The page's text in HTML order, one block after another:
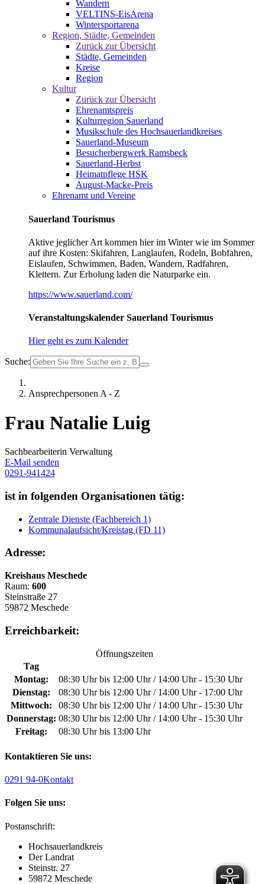
Wandern
VELTINS-EisArena
Wintersportarena
Region, Städte, Gemeinden
Zurück zur Übersicht
Städte, Gemeinden
Kreise
Region
Kultur
Zurück zur Übersicht
Ehrenamtspreis
Kulturregion Sauerland
Musikschule des Hochsauerlandkreises
Sauerland-Museum
Besucherbergwerk Ramsbeck
Sauerland-Herbst
Heimatpflege HSK
August-Macke-Preis
Ehrenamt und Vereine
Sauerland Tourismus
Aktive jeglicher Art kommen hier im Winter wie im Sommer
auf ihre Kosten: Skifahren, Langlaufen, Rodeln, Bobfahren,
Eislaufen, Schwimmen, Baden, Wandern, Radfahren,
Klettern. Zur Erholung laden die Naturparke ein.
https://www.sauerland.com/
Veranstaltungskalender Sauerland Tourismus
Hier geht es zum Kalender
Suche:
Ansprechpersonen A - Z
Frau Natalie Luig
Sachbearbeiterin Verwaltung
E-Mail senden
0291-941424
ist in folgenden Organisationen tätig:
Zentrale Dienste (Fachbereich 1)
Kommunalaufsicht/Kreistag (FD 11)
Adresse:
Kreishaus Meschede
Raum: 600
Steinstraße 27
59872 Meschede
Erreichbarkeit:
Öffnungszeiten
Tag
Montag:
08:30 Uhr bis 12:00 Uhr / 14:00 Uhr - 15:30 Uhr
Dienstag:
08:30 Uhr bis 12:00 Uhr / 14:00 Uhr - 17:00 Uhr
Mittwoch:
08:30 Uhr bis 12:00 Uhr / 14:00 Uhr - 15:30 Uhr
Donnerstag: 08:30 Uhr bis 12:00 Uhr / 14:00 Uhr - 15:30 Uhr
Freitag:
08:30 Uhr bis 13:00 Uhr
Kontaktieren Sie uns:
0291 94-0Kontakt
Folgen Sie uns:
Postanschrift:
Hochsauerlandkreis
Der Landrat
Steinstr. 27
59872 Meschede